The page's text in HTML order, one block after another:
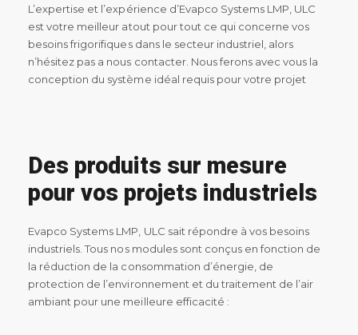
L’expertise et l’expérience d’Evapco Systems LMP, ULC
est votre meilleur atout pour tout ce qui concerne vos
besoins frigorifiques dans le secteur industriel, alors
n’hésitez pas a nous contacter. Nous ferons avec vous la
conception du système idéal requis pour votre projet
Des produits sur mesure
pour vos projets industriels
Evapco Systems LMP, ULC sait répondre à vos besoins
industriels. Tous nos modules sont conçus en fonction de
la réduction de la consommation d’énergie, de
protection de l’environnement et du traitement de l’air
ambiant pour une meilleure efficacité :